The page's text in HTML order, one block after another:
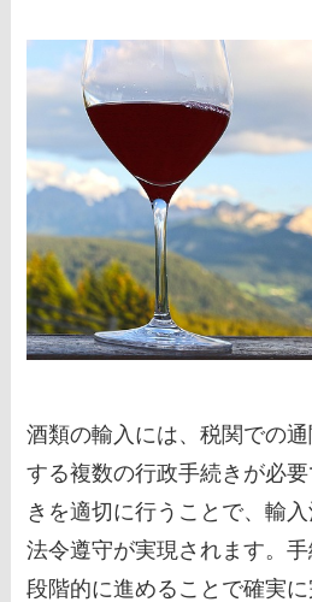
酒類の輸入には、税関での
する複数の行政手続きが必
きを適切に行うことで、輸
法令遵守が実現されます。手
段階的に進めることで確実